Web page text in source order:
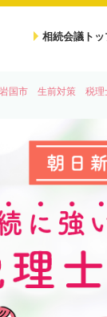
相続会議トッ
岩国市 生前対策 税理